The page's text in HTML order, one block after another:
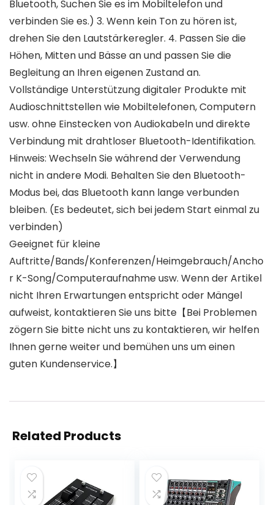
Bluetooth, Suchen Sie es im Mobiltelefon und
verbinden Sie es.) 3. Wenn kein Ton zu hören ist,
drehen Sie den Lautstärkeregler. 4. Passen Sie die
Höhen, Mitten und Bässe an und passen Sie die
Begleitung an Ihren eigenen Zustand an.
Vollständige Unterstützung digitaler Produkte mit
Audioschnittstellen wie Mobiltelefonen, Computern
usw. ohne Einstecken von Audiokabeln und direkte
Verbindung mit drahtloser Bluetooth-Identifikation.
Hinweis: Wechseln Sie während der Verwendung
nicht in andere Modi. Behalten Sie den Bluetooth-
Modus bei, das Bluetooth kann lange verbunden
bleiben. (Es bedeutet, sich bei jedem Start einmal zu
verbinden)
Geeignet für kleine
Auftritte/Bands/Konferenzen/Heimgebrauch/Ancho
r K-Song/Computeraufnahme usw. Wenn der Artikel
nicht Ihren Erwartungen entspricht oder Mängel
aufweist, kontaktieren Sie uns bitte【Bei Problemen
zögern Sie bitte nicht uns zu kontaktieren, wir helfen
Ihnen gerne weiter und bemühen uns um einen
guten Kundenservice.】
Related Products